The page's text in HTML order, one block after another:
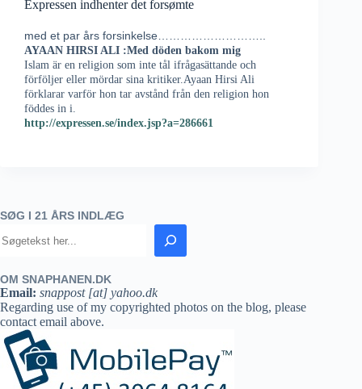
Expressen indhenter det forsømte
med et par års forsinkelse………………………..
AYAAN HIRSI ALI :Med döden bakom mig
Islam är en religion som inte tål ifrågasättande och
förföljer eller mördar sina kritiker.Ayaan Hirsi Ali
förklarar varför hon tar avstånd från den religion hon
föddes in i.
http://expressen.se/index.jsp?a=286661
SØG I 21 ÅRS INDLÆG
OM SNAPHANEN.DK
Email: snappost [at] yahoo.dk
Regarding use of my copyrighted photos on the blog, please
contact email above.